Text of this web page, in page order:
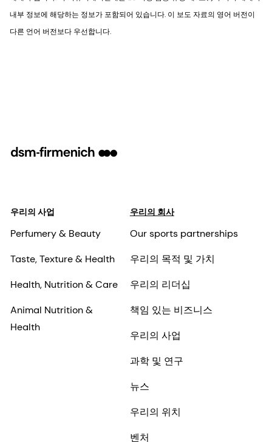
내부 정보에 해당하는 정보가 포함되어 있습니다. 이 보도 자료의 영어 버전이
다른 언어 버전보다 우선합니다.
우리의 사업
Perfumery & Beauty
Taste, Texture & Health
Health, Nutrition & Care
Animal Nutrition &
Health
우리의 회사
Our sports partnerships
우리의 목적 및 가치
우리의 리더십
책임 있는 비즈니스
우리의 사업
과학 및 연구
뉴스
우리의 위치
벤처